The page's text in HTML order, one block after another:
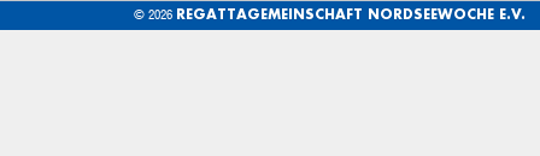
© 2026 REGATTAGEMEINSCHAFT NORDSEEWOCHE E.V.